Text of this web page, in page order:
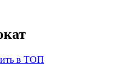
в ТОП